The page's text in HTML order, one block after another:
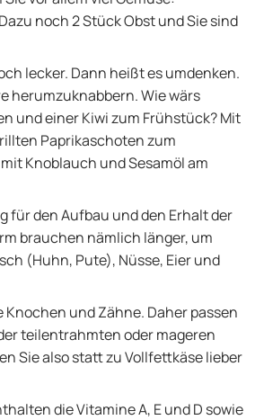
noch 2 Stück Obst und Sie sind
lecker. Dann heißt es umdenken.
herumzuknabbern. Wie wärs
und einer Kiwi zum Frühstück? Mit
Paprikaschoten zum
Knoblauch und Sesamöl am
für den Aufbau und den Erhalt der
brauchen nämlich länger, um
(Huhn, Pute), Nüsse, Eier und
und Zähne. Daher passen
teilentrahmten oder mageren
Sie also statt zu Vollfettkäse lieber
die Vitamine A, E und D sowie